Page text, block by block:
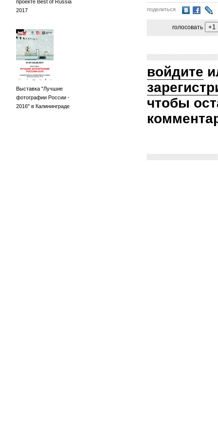
проекте Best of Russia
2017
Выставка "Лучшие
фотографии России -
2016" в Калининграде
поделиться
голосовать
войдите
чтобы